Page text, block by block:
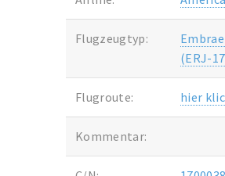
Flugzeugtyp:
(ERJ-
Flugroute: hier
Kommentar: